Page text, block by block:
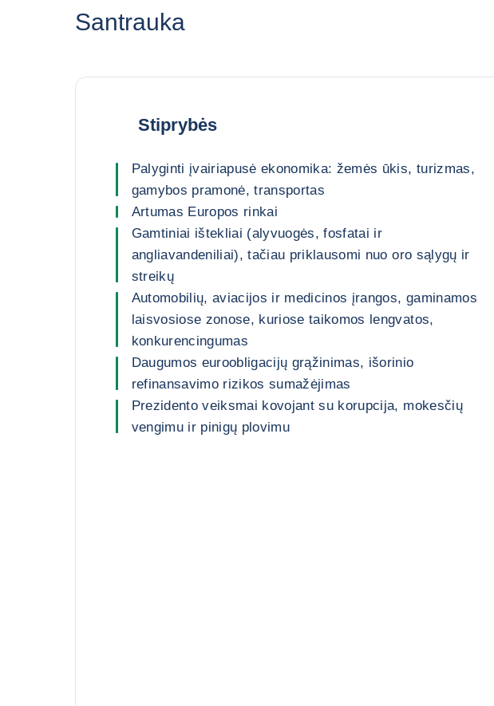
Santrauka
Stiprybės
Palyginti įvairiapusė ekonomika: žemės ūkis, turizmas,
gamybos pramonė, transportas
Artumas Europos rinkai
Gamtiniai ištekliai (alyvuogės, fosfatai ir
angliavandeniliai), tačiau priklausomi nuo oro sąlygų ir
streikų
Automobilių, aviacijos ir medicinos įrangos, gaminamos
laisvosiose zonose, kuriose taikomos lengvatos,
konkurencingumas
Daugumos euroobligacijų grąžinimas, išorinio
refinansavimo rizikos sumažėjimas
Prezidento veiksmai kovojant su korupcija, mokesčių
vengimu ir pinigų plovimu